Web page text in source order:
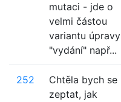
mutaci - jde o
velmi částou
variantu úpravy
"vydání" např...
252
Chtěla bych se
zeptat, jak